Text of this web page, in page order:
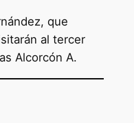
que
al tercer
Alcorcón A.